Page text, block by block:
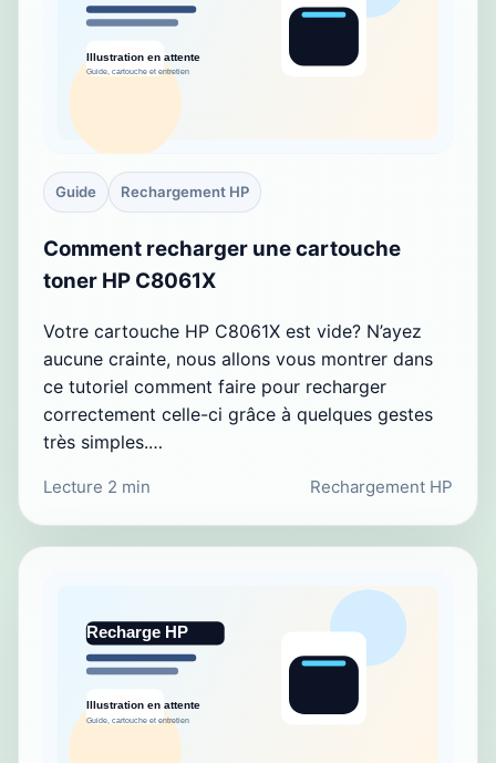
Guide Rechargement HP
Comment recharger une cartouche
toner HP C8061X
Votre cartouche HP C8061X est vide? N’ayez
aucune crainte, nous allons vous montrer dans
ce tutoriel comment faire pour recharger
correctement celle-ci grâce à quelques gestes
très simples.…
Lecture 2 min Rechargement HP